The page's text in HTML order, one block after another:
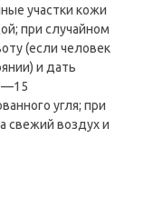
участки кожи
при случайном
(если человек
и дать
угля; при
свежий воздух и